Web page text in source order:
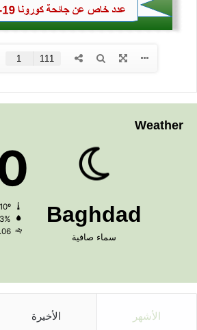
Weather
Baghdad
سماء صافية
2.06
الأشهر الأخيرة